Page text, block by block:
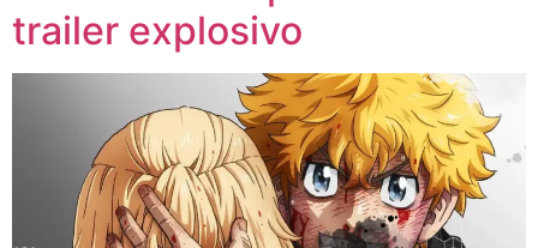
trailer explosivo